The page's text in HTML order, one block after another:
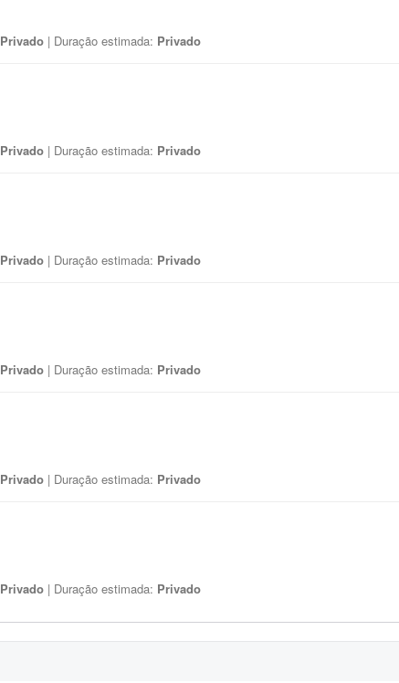
Privado | Duração estimada: Privado
Privado | Duração estimada: Privado
Privado | Duração estimada: Privado
Privado | Duração estimada: Privado
Privado | Duração estimada: Privado
Privado | Duração estimada: Privado